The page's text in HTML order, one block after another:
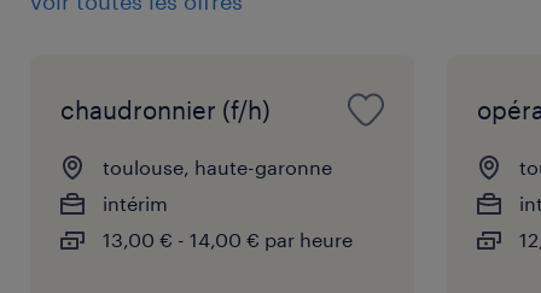
chaudronnier (f/h)
toulouse, haute-garonne
intérim
13,00 € - 14,00 € par heure